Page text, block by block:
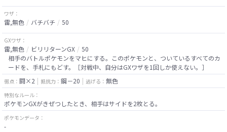
ワザ：
雷,無色 バチバチ 50
GXワザ：
雷,無色 ビリリターンGX
50
相手のバトルポケモンをマヒにする。このポケモンと、ついているすべてのカ
ードを、手札にもどす。［対戦中、自分はGXワザを1回しか使えない。］
弱点： 闘×2 抵抗力： 鋼－20 逃げる： 無色
特別なルール：
ポケモンGXがきぜつしたとき、相手はサイドを2枚とる。
ポケモンデータ：
-